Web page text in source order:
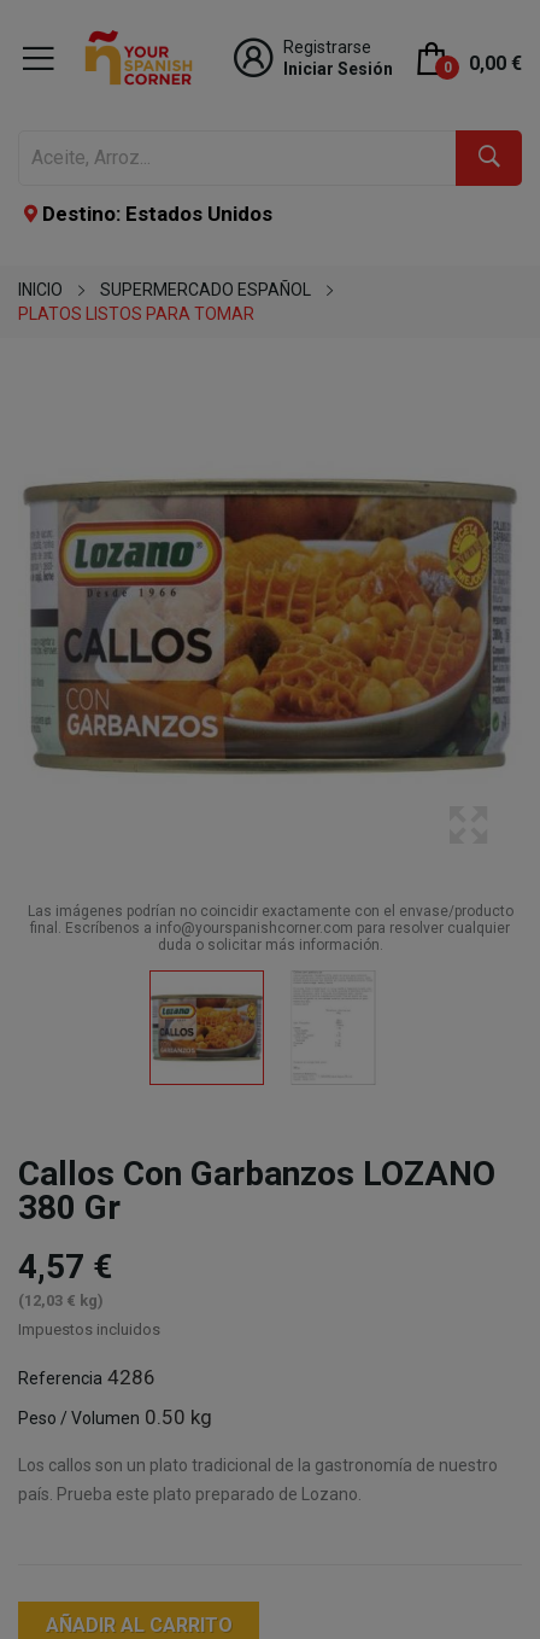
Registrarse
Iniciar Sesión
0 0,00 €
Destino: Estados Unidos
INICIO
SUPERMERCADO ESPAÑOL
PLATOS LISTOS PARA TOMAR
Las imágenes podrían no coincidir exactamente con el envase/producto
final. Escríbenos a info@yourspanishcorner.com para resolver cualquier
duda o solicitar más información.
Callos Con Garbanzos LOZANO
380 Gr
4,57 €
(12,03 € kg)
Impuestos incluidos
Referencia 4286
Peso / Volumen 0.50 kg
Los callos son un plato tradicional de la gastronomía de nuestro
país. Prueba este plato preparado de Lozano.
AÑADIR AL CARRITO